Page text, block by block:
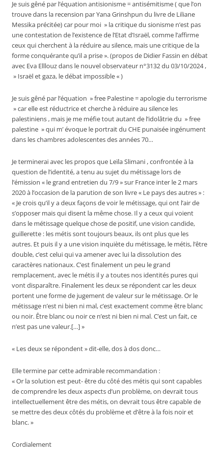
Je suis gêné par l’équation antisionisme = antisémitisme ( que l’on
trouve dans la recension par Yana Grinshpun du livre de Liliane
Messika précitée) car pour moi » la critique du sionisme n’est pas
une contestation de l’existence de l’Etat d’Israël, comme l’affirme
ceux qui cherchent à la réduire au silence, mais une critique de la
forme conquérante qu’il a prise ». (propos de Didier Fassin en débat
avec Eva Elllouz dans le nouvel observateur n°3132 du 03/10/2024 ,
» Israël et gaza, le débat impossible « )
Je suis gêné par l’équation » free Palestine = apologie du terrorisme
» car elle est réductrice et cherche à réduire au silence les
palestiniens , mais je me méfie tout autant de l’idolâtrie du » free
palestine » qui m’ évoque le portrait du CHE punaisée ingénument
dans les chambres adolescentes des années 70…
Je terminerai avec les propos que Leïla Slimani , confrontée à la
question de l’identité, a tenu au sujet du métissage lors de
l’émission « le grand entretien du 7/9 » sur France inter le 2 mars
2020 à l’occasion de la parution de son livre « Le pays des autres » :
« Je crois qu’il y a deux façons de voir le métissage, qui ont l’air de
s’opposer mais qui disent la même chose. Il y a ceux qui voient
dans le métissage quelque chose de positif, une vision candide,
guillerette : les métis sont toujours beaux, ils ont plus que les
autres. Et puis il y a une vision inquiète du métissage, le métis, l’être
double, c’est celui qui va amener avec lui la dissolution des
caractères nationaux. C’est finalement un peu le grand
remplacement, avec le métis il y a toutes nos identités pures qui
vont disparaître. Finalement les deux se répondent car les deux
portent une forme de jugement de valeur sur le métissage. Or le
métissage n’est ni bien ni mal, c’est exactement comme être blanc
ou noir. Être blanc ou noir ce n’est ni bien ni mal. C’est un fait, ce
n’est pas une valeur.[…] »
« Les deux se répondent » dit-elle, dos à dos donc…
Elle termine par cette admirable recommandation :
« Or la solution est peut- être du côté des métis qui sont capables
de comprendre les deux aspects d’un problème, on devrait tous
intellectuellement être des métis, on devrait tous être capable de
se mettre des deux côtés du problème et d’être à la fois noir et
blanc. »
Cordialement